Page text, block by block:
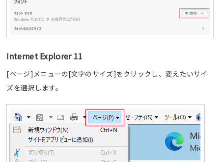
Internet Explorer 11
[ページ]メニューの[文字のサイズ]をクリックし、変えたいサイ
ズを選択します。